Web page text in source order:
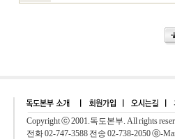
Copyright ⓒ 2001.독도본부. All rights
전화 02-747-3588 전송 02-738-2050 ⓔ-